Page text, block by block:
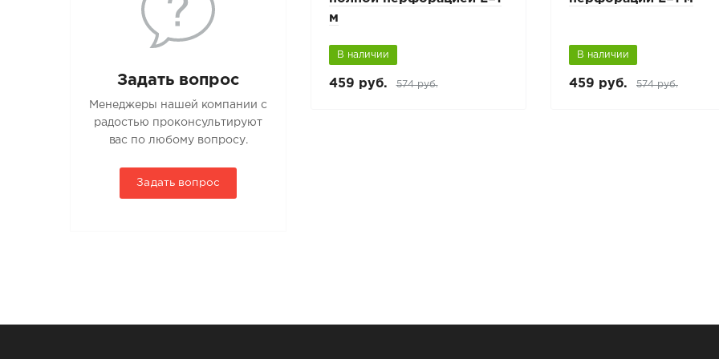
Задать вопрос
Менеджеры нашей компании с
радостью проконсультируют
вас по любому вопросу.
Задать вопрос
подшивки кровли
291 руб. 486 руб.
м
В наличии
459 руб. 574 руб.
В наличии
459 руб. 574 руб.